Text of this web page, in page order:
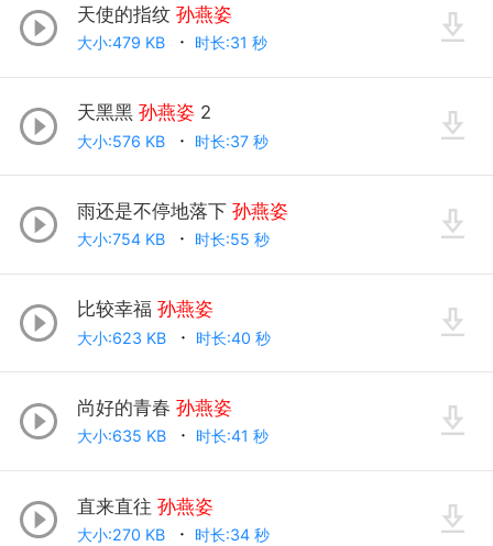
天使的指纹 孙燕姿
大小:479 KB 时长:31 秒
天黑黑 孙燕姿2
大小:576 KB 时长:37 秒
雨还是不停地落下 孙燕姿
大小:754 KB 时长:55 秒
比较幸福 孙燕姿
大小:623 KB 时长:40 秒
尚好的青春 孙燕姿
大小:635 KB 时长:41 秒
直来直往 孙燕姿
大小:270 KB 时长:34 秒